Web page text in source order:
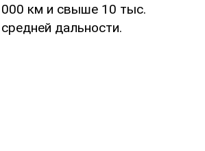
км и свыше 10 тыс.
дальности.